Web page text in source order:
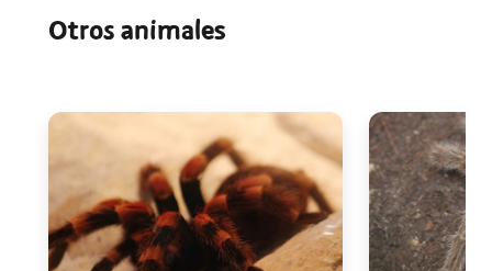
Otros animales